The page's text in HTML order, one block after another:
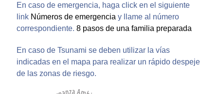
En caso de emergencia, haga click en el siguiente
link Números de emergencia y llame al número
correspondiente. 8 pasos de una familia preparada
En caso de Tsunami se deben utilizar la vías
indicadas en el mapa para realizar un rápido despeje
de las zonas de riesgo.